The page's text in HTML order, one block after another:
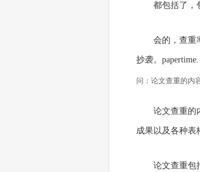
都包括了，
会的，查重
抄袭。papertime.
问：论文查重的内
论文查重的
成果以及各种表
论文查重包